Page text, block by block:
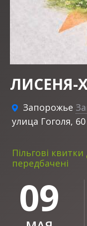
ЛИСЕНЯ-
Запорожье
улица Гоголя, 60
Пільгові
передбачені
09